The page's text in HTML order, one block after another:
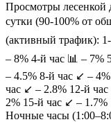
Просмотры лесенкой
сутки (90-100% от
(активный трафик):
– 8% 4-й час 📊 – 7%
– 4.5% 8-й час ↙️ –
час ↙️ – 2.8% 12-й
2% 15-й час ↙️ –
Ночные часы